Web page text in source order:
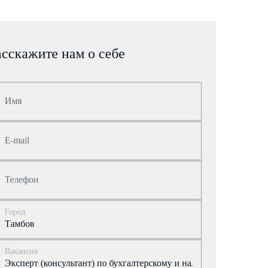
нам о себе
Имя
E-mail
Телефон
Город
Вакансия